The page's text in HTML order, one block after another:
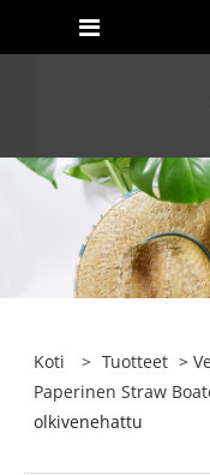
Koti > Tuotteet >
Paperinen Straw
olkivenehattu